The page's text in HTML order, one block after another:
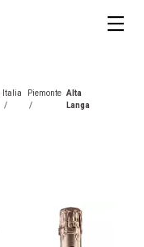
Italia
/
Piemonte
/
Alta
Langa